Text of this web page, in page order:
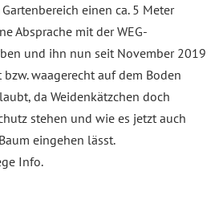
einen ca. 5 Meter
Absprache mit der WEG-
und ihn nun seit November 2019
waagerecht auf dem Boden
da Weidenkätzchen doch
stehen und wie es jetzt auch
eingehen lässt.
Info.